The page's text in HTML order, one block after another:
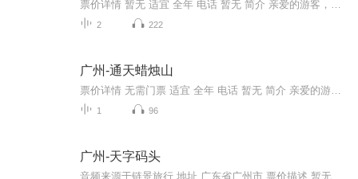
2 222
广州-通天蜡烛山
1 96
广州-天字码头